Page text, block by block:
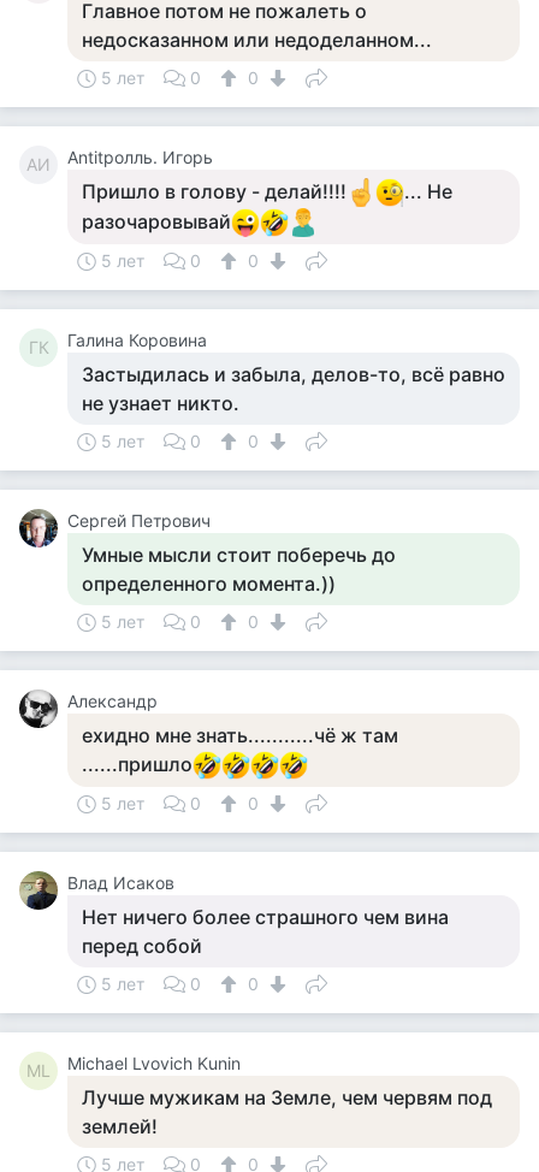
Главное потом не пожалеть о
недосказанном или недоделанном...
5 лет 0 0
AИ Antitролль. Игорь
Пришло в голову - делай!!!!
... Не
разочаровывай
5 лет 0 0
ГК Галина Коровина
Застыдилась и забыла, делов-то, всё равно
не узнает никто.
5 лет 0 0
Сергей Петрович
Умные мысли стоит поберечь до
определенного момента.))
5 лет 0 0
Александр
ехидно мне знать...........чё ж там
......пришло
5 лет 0 0
Влад Исаков
Нет ничего более страшного чем вина
перед собой
5 лет 0 0
ML Michael Lvovich Kunin
Лучше мужикам на Земле, чем червям под
землей!
5 лет 0 0